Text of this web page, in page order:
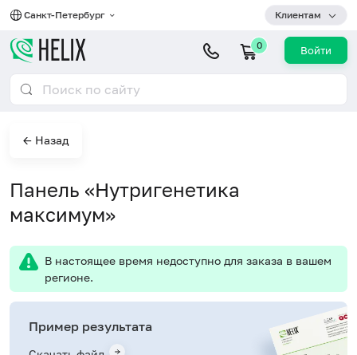
Санкт-Петербург Клиентам
0 Войти
← Назад
Панель «Нутригенетика
максимум»
В настоящее время недоступно для заказа в вашем
регионе.
Пример результата